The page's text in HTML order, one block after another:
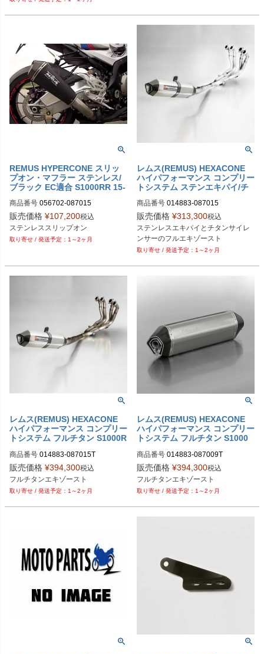
REMUS HYPERCONE スリッ
プオン・マフラー ステンレス/
ブラック EC適合 S1000RR 15-
商品番号 056702-087015
販売価格 ¥107,200税込
ステンレススリップオン
1～2ヶ月
レムス(REMUS) HEXACONE
ハイパフォーマンス コンプリー
トシステム ステンエキパイ/チ
014883 087015
商品番号 014883-087015
M型番：014883 087015
EU型番：rem_014883_087015
販売価格 ¥313,300税込
ステンレスエキパイとチタンサイレ
ンサーのフルエキゾースト
1～2ヶ月
レムス(REMUS) HEXACONE
ハイパフォーマンス コンプリー
トシステム フルチタン S1000R
商品番号 014883-087015T
M型番：014883 087015T
販売価格 ¥394,300税込
フルチタンエキゾースト
1～2ヶ月
レムス(REMUS) HEXACONE
ハイパフォーマンス コンプリー
トシステム フルチタン S1000
商品番号 014883-087009T
M型番：014883 087009T
販売価格 ¥394,300税込
フルチタンエキゾースト
1～2ヶ月